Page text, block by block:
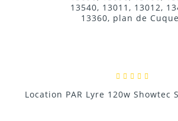
Location PAR Lyre 120w Showtec